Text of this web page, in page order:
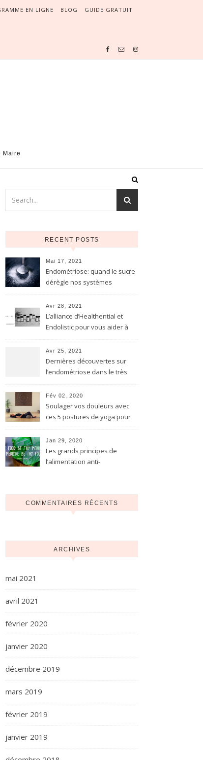
EN LIGNE BLOG GUIDE GRATUIT
Maire
RECENT POSTS
Mai 17, 2021
Endométriose: quand le sucre
dérègle nos systèmes
immunitaire…)
Avr 28, 2021
L’alliance d’Healthential et
Endolistic pour vous aider à
l’endométriose
Avr 25, 2021
Dernières découvertes sur
l’endométriose dans le très
faut en retenir
Fév 02, 2020
Soulager vos douleurs avec
ces 5 postures de yoga pour
Jan 29, 2020
Les grands principes de
l’alimentation anti-
COMMENTAIRES RÉCENTS
ARCHIVES
mai 2021
avril 2021
février 2020
janvier 2020
décembre 2019
mars 2019
février 2019
janvier 2019